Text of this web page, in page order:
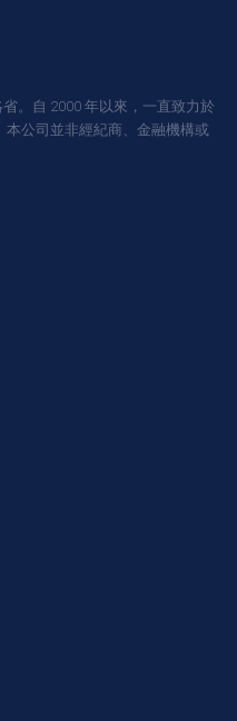
。自 2000 年以來，一直致力於
本公司並非經紀商、金融機構或